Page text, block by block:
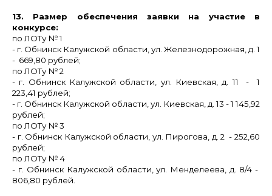
13. Размер обеспечения заявки на участие в
конкурсе:
по ЛОТу № 1
- г. Обнинск Калужской области, ул. Железнодорожная, д. 1
- 669,80 рублей;
по ЛОТу № 2
- г. Обнинск Калужской области, ул. Киевская, д. 11 - 1
223,41 рублей;
- г. Обнинск Калужской области, ул. Киевская, д. 13 - 1 145,92
рублей;
по ЛОТу № 3
- г. Обнинск Калужской области, ул. Пирогова, д. 2 - 252,60
рублей;
по ЛОТу № 4
- г. Обнинск Калужской области, ул. Менделеева, д. 8/4 -
806,80 рублей.